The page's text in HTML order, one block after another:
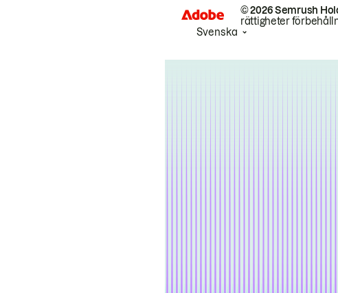
© 2026 Semrush
rättigheter
Svenska